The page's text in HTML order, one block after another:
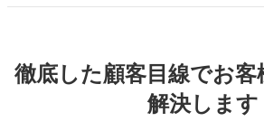
徹底した顧客目線でお客
解決します